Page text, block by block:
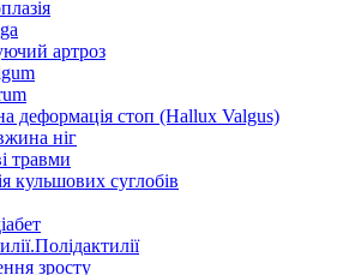
артроз
деформація стоп (Hallux Valgus)
ніг
травми
кульшових суглобів
зросту